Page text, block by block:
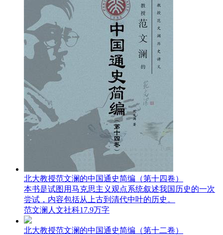
北大教授范文澜的中国通史简编（第十四卷）
本书是试图用马克思主义观点系统叙述我国历史的一次
尝试，内容包括从上古到清代中叶的历史。
范文澜 人文社科17.9万字
北大教授范文澜的中国通史简编（第十二卷）